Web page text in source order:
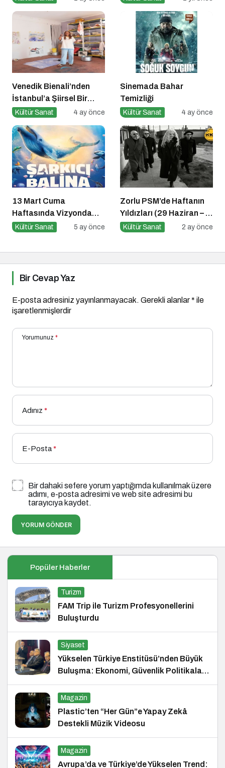
Venedik Bienali’nden
İstanbul’a Şiirsel Bir
Geçiş
Kültür Sanat 4 ay önce
Sinemada Bahar
Temizliği
Kültür Sanat 4 ay önce
13 Mart Cuma
Haftasında Vizyonda
Hangi Filmler Var?
Kültür Sanat 5 ay önce
Zorlu PSM’de Haftanın
Yıldızları (29 Haziran – 5
Temmuz)
Kültür Sanat 2 ay önce
Bir Cevap Yaz
E-posta adresiniz yayınlanmayacak. Gerekli alanlar* ile
işaretlenmişlerdir
Yorumunuz *
Adınız *
E-Posta*
Bir dahaki sefere yorum yaptığımda kullanılmak üzere
adımı, e-posta adresimi ve web site adresimi bu
tarayıcıya kaydet.
YORUM GÖNDER
Popüler Haberler
Turizm
FAM Trip ile Turizm Profesyonellerini
Buluşturdu
Siyaset
Yükselen Türkiye Enstitüsü’nden Büyük
Buluşma: Ekonomi, Güvenlik Politikaları
ve Hukuk Konferansı
Magazin
Plastic’ten “Her Gün”e Yapay Zekâ
Destekli Müzik Videosu
Magazin
Avrupa’da ve Türkiye’de Yükselen Trend: